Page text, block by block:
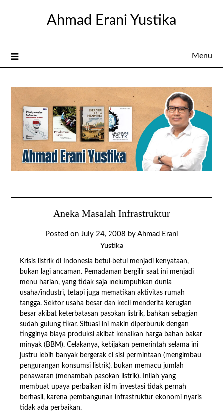
Ahmad Erani Yustika
Menu
Aneka Masalah Infrastruktur
Posted on July 24, 2008 by Ahmad Erani
Yustika
Krisis listrik di Indonesia betul-betul menjadi kenyataan,
bukan lagi ancaman. Pemadaman bergilir saat ini menjadi
menu harian, yang tidak saja melumpuhkan dunia
usaha/industri, tetapi juga mematikan aktivitas rumah
tangga. Sektor usaha besar dan kecil menderita kerugian
besar akibat keterbatasan pasokan listrik, bahkan sebagian
sudah gulung tikar. Situasi ini makin diperburuk dengan
tingginya biaya produksi akibat kenaikan harga bahan bakar
minyak (BBM). Celakanya, kebijakan pemerintah selama ini
justru lebih banyak bergerak di sisi permintaan (mengimbau
pengurangan konsumsi listrik), bukan memacu jumlah
penawaran (menambah pasokan listrik). Inilah yang
membuat upaya perbaikan iklim investasi tidak pernah
berhasil, karena pembangunan infrastruktur ekonomi nyaris
tidak ada perbaikan.